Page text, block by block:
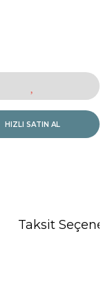
HIZLI SATIN AL
Taksit